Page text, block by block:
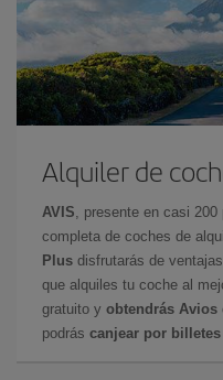
Alquiler de
AVIS , presente en casi
completa de coches de
Plus disfrutarás de
que alquiles tu coche al
gratuito y obtendrás Avios
podrás canjear por